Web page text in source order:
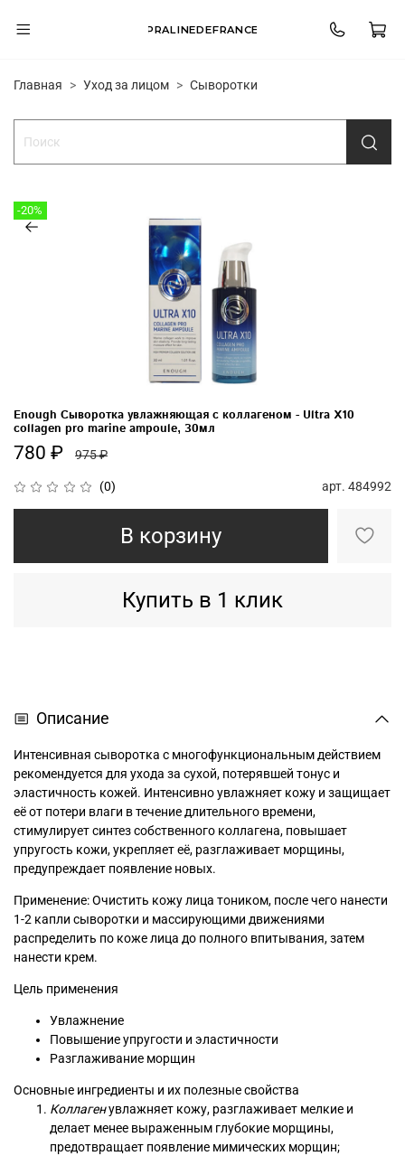
PRALINEDEFRANCE
Главная Уход за лицом Сыворотки
-20%
(0) арт. 484992
Enough Сыворотка увлажняющая с коллагеном - Ultra X10
collagen pro marine ampoule, 30мл
780 ₽ 975 ₽
В корзину
Купить в 1 клик
Описание
Интенсивная сыворотка с многофункциональным действием
рекомендуется для ухода за сухой, потерявшей тонус и
эластичность кожей. Интенсивно увлажняет кожу и защищает
её от потери влаги в течение длительного времени,
стимулирует синтез собственного коллагена, повышает
упругость кожи, укрепляет её, разглаживает морщины,
предупреждает появление новых.
Применение: Очистить кожу лица тоником, после чего нанести
1-2 капли сыворотки и массирующими движениями
распределить по коже лица до полного впитывания, затем
нанести крем.
Цель применения
Увлажнение
Повышение упругости и эластичности
Разглаживание морщин
Основные ингредиенты и их полезные свойства
Коллагенувлажняет кожу, разглаживает мелкие и
делает менее выраженным глубокие морщины,
предотвращает появление мимических морщин;